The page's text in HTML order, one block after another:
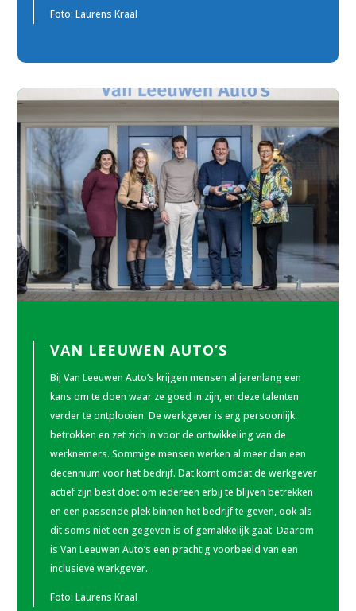
Foto:Laurens Kraal
VAN LEEUWEN AUTO’S
Bij Van Leeuwen Auto’s krijgen mensen al jarenlang een
kans om te doen waar ze goed in zijn, en deze talenten
verder te ontplooien. De werkgever is erg persoonlijk
betrokken en zet zich in voor de ontwikkeling van de
werknemers. Sommige mensen werken al meer dan een
decennium voor het bedrijf. Dat komt omdat de werkgever
actief zijn best doet om iedereen erbij te blijven betrekken
en een passende plek binnen het bedrijf te geven, ook als
dit soms niet een gegeven is of gemakkelijk gaat. Daarom
is Van Leeuwen Auto’s een prachtig voorbeeld van een
inclusieve werkgever.
Foto:Laurens Kraal